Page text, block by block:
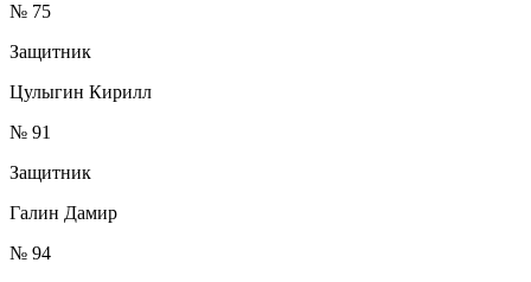
№ 75
Защитник
Цулыгин Кирилл
№ 91
Защитник
Галин Дамир
№ 94